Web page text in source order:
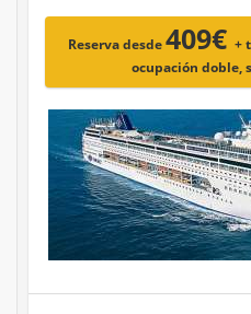
Reserva desde409€ +
ocupación doble,